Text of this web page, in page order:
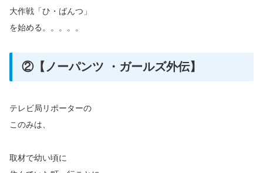
大作戦「ひ・ばんつ」
を始める。。。。。
②【ノーパンツ ・ガールズ外伝】
テレビ局リポーターの
このみは、
取材で幼い頃に